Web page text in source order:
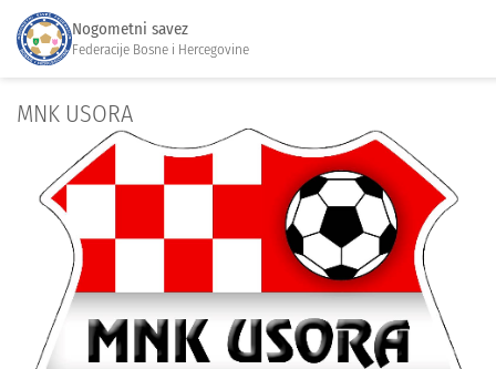
Nogometni savez
Federacije Bosne i Hercegovine
MNK USORA